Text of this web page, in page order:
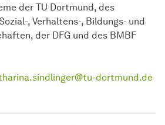
der TU Dortmund, des
, Verhaltens-, Bildungs- und
der DFG und des BMBF
dortmund.de